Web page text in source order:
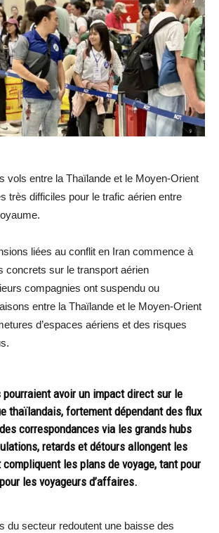
vols entre la Thaïlande et le Moyen-Orient
très difficiles pour le trafic aérien entre
liées au conflit en Iran commence à
concrets sur le transport aérien
compagnies ont suspendu ou
entre la Thaïlande et le Moyen-Orient
d’espaces aériens et des risques
avoir un impact direct sur le
thaïlandais, fortement dépendant des flux
correspondances via les grands hubs
retards et détours allongent les
les plans de voyage, tant pour
les voyageurs d’affaires.
du secteur redoutent une baisse des